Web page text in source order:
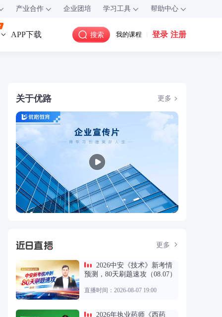
产业合作 企业团培 学习工具 帮助中心
APP下载 搜索 我的课程 登录 注册
关于优路 更多
更多
预测，80天刷题速攻（08.07）
直播时间：2026-08-07 19:00